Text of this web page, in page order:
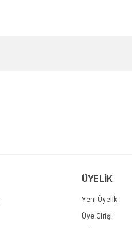
ÜYELİK
Yeni Üyelik
Üye Girişi